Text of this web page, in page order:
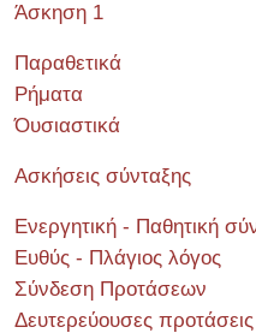
Άσκηση 1
Παραθετικά
Ρήματα
Όυσιαστικά
Ασκήσεις σύνταξης
Ενεργητική - Παθητική
Ευθύς - Πλάγιος λόγος
Σύνδεση Προτάσεων
Δευτερεύουσες προτάσεις